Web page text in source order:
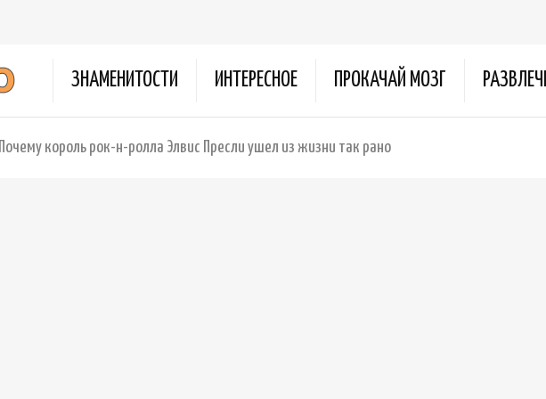
ЗНАМЕНИТОСТИ ИНТЕРЕСНОЕ ПРОКАЧАЙ МОЗГ
Почему король рок-н-ролла Элвис Пресли ушел из жизни так рано